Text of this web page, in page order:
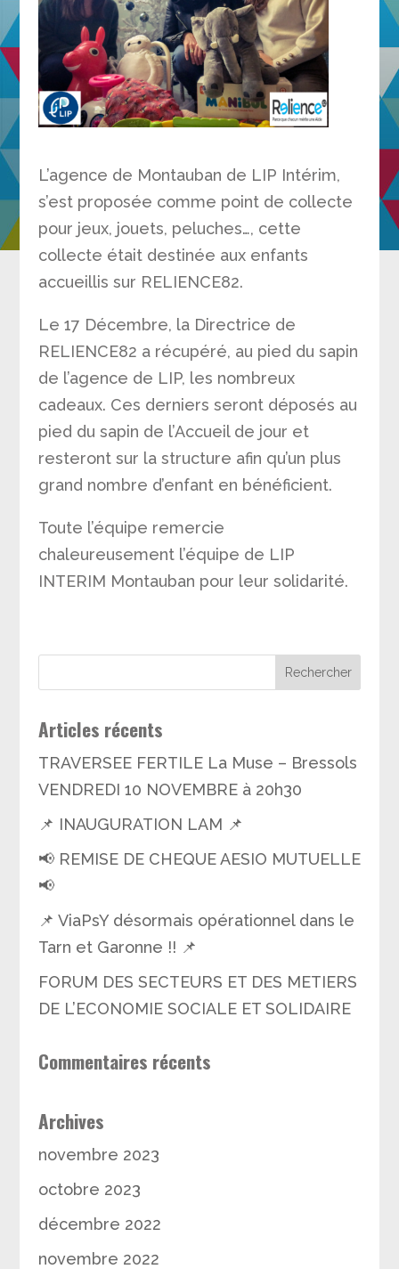
L’agence de Montauban de LIP Intérim,
s’est proposée comme point de collecte
pour jeux, jouets, peluches…, cette
collecte était destinée aux enfants
accueillis sur RELIENCE82.
Le 17 Décembre, la Directrice de
RELIENCE82 a récupéré, au pied du sapin
de l’agence de LIP, les nombreux
cadeaux. Ces derniers seront déposés au
pied du sapin de l’Accueil de jour et
resteront sur la structure afin qu’un plus
grand nombre d’enfant en bénéficient.
Toute l’équipe remercie
chaleureusement l’équipe de LIP
INTERIM Montauban pour leur solidarité.
Articles récents
TRAVERSEE FERTILE La Muse – Bressols
VENDREDI 10 NOVEMBRE à 20h30
📌 INAUGURATION LAM 📌
📢 REMISE DE CHEQUE AESIO MUTUELLE
📢
📌 ViaPsY désormais opérationnel dans le
Tarn et Garonne !! 📌
FORUM DES SECTEURS ET DES METIERS
DE L’ECONOMIE SOCIALE ET SOLIDAIRE
Commentaires récents
Archives
novembre 2023
octobre 2023
décembre 2022
novembre 2022